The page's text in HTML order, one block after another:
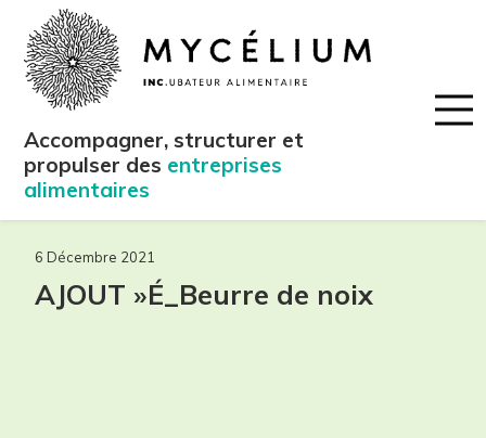
Accompagner, structurer et
propulser des entreprises
alimentaires
6 Décembre 2021
AJOUT »É_Beurre de noix